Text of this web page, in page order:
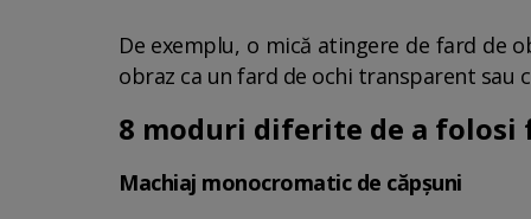
De exemplu, o mică atingere de fard de
obraz ca un fard de ochi transparent sau
8 moduri diferite de a folosi
Machiaj monocromatic de căpșuni